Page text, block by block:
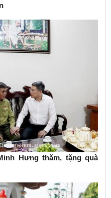
Hưng thăm, tặng quà